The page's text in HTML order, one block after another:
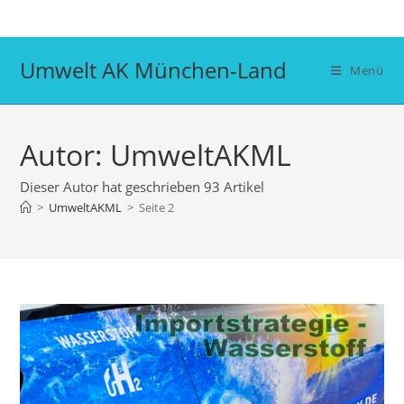
Inhalt
Umwelt AK München-Land Menü
Autor: UmweltAKML
Dieser Autor hat geschrieben 93 Artikel
> UmweltAKML > Seite 2